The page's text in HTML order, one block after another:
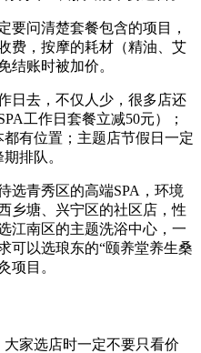
要问清楚套餐包含的项目，
费，按摩的耗材（精油、艾
结账时被加价。
日去，不仅人少，很多店还
工作日套餐立减50元）；
有位置；主题店节假日一定
排队。
选青秀区的高端SPA，环境
乡塘、兴宁区的社区店，性
江南区的主题洗浴中心，一
可以选琅东的“颐养堂养生桑
项目。
家选店时一定不要只看价